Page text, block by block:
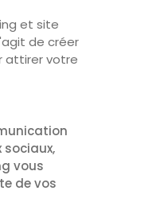
et site
de créer
attirer votre
vous
de vos